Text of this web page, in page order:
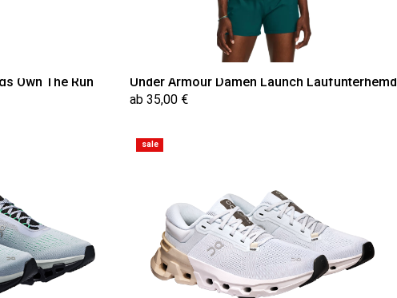
Own The Run
Under Armour Damen Launch Laufunterhemd
ab 35,00 €
sale